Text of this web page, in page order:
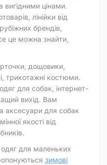
вигідними цінами.
лінійки від
брендів,
це можна знайти,
дощовики,
трикотажні костюми.
для собак, інтернет-
вихід. Вам
аксесуари для собак
якості від
одяг для маленьких
зимові